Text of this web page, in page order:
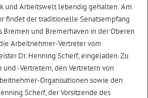
und Arbeitswelt lebendig gehalten: Am
findet der traditionelle Senatsempfang
Bremen und Bremerhaven in der Oberen
Arbeitnehmer-Vertreter vom
Dr. Henning Scherf, eingeladen. Zu
-Vertretern, den Vertretern von
Organisationen sowie den
Scherf, der Vorsitzende des